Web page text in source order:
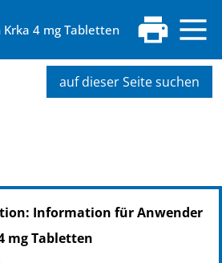
Krka 4 mg Tabletten
auf dieser Seite suchen
Information für Anwender
mg Tabletten